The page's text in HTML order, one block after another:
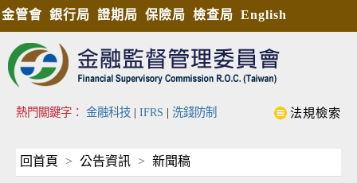
金管會 銀行局 證期局 保險局 檢查局 English
熱門關鍵字： 金融科技 | IFRS | 洗錢防制 法規檢索
回首頁 公告資訊 新聞稿